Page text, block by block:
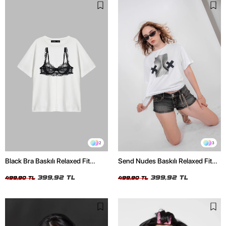
2
Black Bra Baskılı Relaxed Fit
499,90 TL 399,92 TL
3
Send Nudes Baskılı Relaxed Fit
499,90 TL 399,92 TL